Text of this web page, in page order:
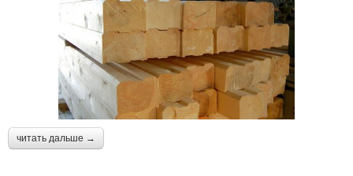
читать дальше →